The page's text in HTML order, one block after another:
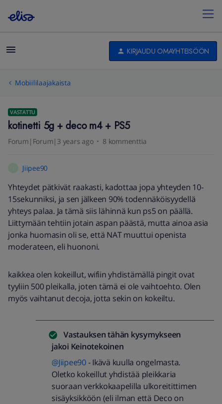
KIRJAUDU OMAYHTEISÖÖN
Mobiililaajakaista
VASTATTU
kotinetti 5g + deco m4 + PS5
Forum|Forum|3 years ago 8 kommenttia
Jiipee90
Yhteydet pätkivät raakasti, kadottaa jopa yhteyden 10-
15sekunniksi, ja sen jälkeen 90% todennäköisyydellä
yhteys palaa. Ja tämä siis lähinnä kun ps5 on päällä.
Liittymään tehtiin jotain aspan päästä, mutta ainoa asia
jonka huomasin oli se, että NAT muuttui openista
moderateen, eli huononi.
kaikkea olen kokeillut, wifiin yhdistämällä pingit ovat
tyyliin 500 pleikalla, joten tämä ei ole vaihtoehto. Olen
myös vaihtanut decoja, jotta sekin on kokeiltu.
Vastauksen tähän kysymykseen
jakoi Keinotekoinen
@Jiipee90- Ikävä kuulla ongelmasta.
Oletko kokeillut yhdistää pleikkaria
suoraan verkkokaapelilla ulkoreitittimen
sisäyksikköön (eli ilman että Deco on